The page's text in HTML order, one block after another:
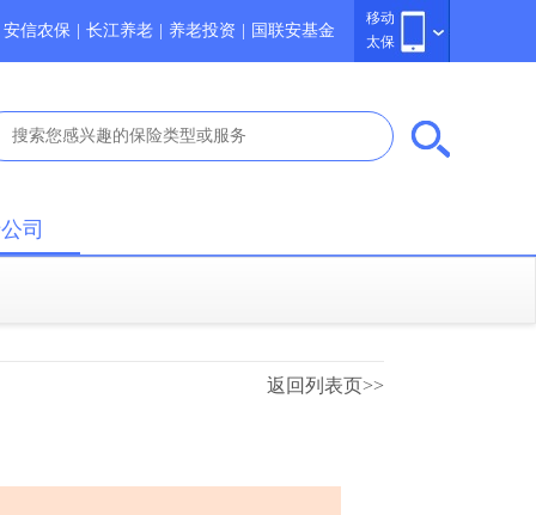
移动
太保
安信农保 长江养老 养老投资 国联安基金
司
返回列表页>>